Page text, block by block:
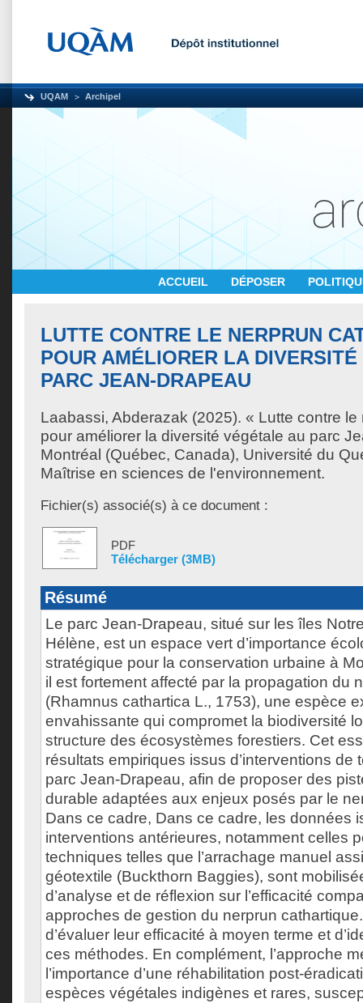
UQAM Archipel
ACCUEIL DÉPOSER
LUTTE CONTRE LE NERPRUN
POUR AMÉLIORER LA
PARC JEAN-DRAPEAU
Laabassi, Abderazak (2025). « Lutte contre
pour améliorer la diversité végétale au parc
Montréal (Québec, Canada), Université du
Maîtrise en sciences de l'environnement.
Fichier(s) associé(s) à ce document :
PDF
Télécharger (3MB)
Résumé
Le parc Jean-Drapeau, situé sur les îles
Hélène, est un espace vert d’importance
stratégique pour la conservation urbaine à
il est fortement affecté par la propagation du
(Rhamnus cathartica L., 1753), une espèce
envahissante qui compromet la biodiversité
structure des écosystèmes forestiers. Cet
résultats empiriques issus d’interventions de
parc Jean-Drapeau, afin de proposer des
durable adaptées aux enjeux posés par le
Dans ce cadre, Dans ce cadre, les données
interventions antérieures, notamment celles
techniques telles que l’arrachage manuel
géotextile (Buckthorn Baggies), sont
d’analyse et de réflexion sur l’efficacité
approches de gestion du nerprun
d’évaluer leur efficacité à moyen terme et
ces méthodes. En complément, l’approche
l’importance d’une réhabilitation post-
espèces végétales indigènes et rares,